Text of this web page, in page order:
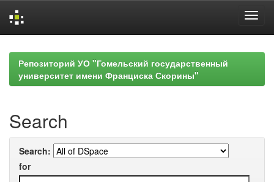
navigationРепозиторий УО "Гомельский государственный
университет имени Франциска Скорины"
Search
Search:
for